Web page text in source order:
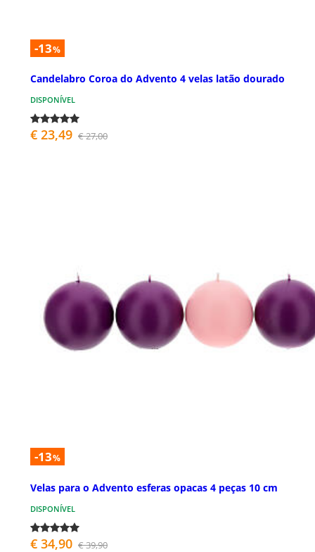
-13%
Candelabro Coroa do Advento 4 velas latão dourado
DISPONÍVEL
€ 23,49 € 27,00
-13%
Velas para o Advento esferas opacas 4 peças 10 cm
DISPONÍVEL
€ 34,90 € 39,90